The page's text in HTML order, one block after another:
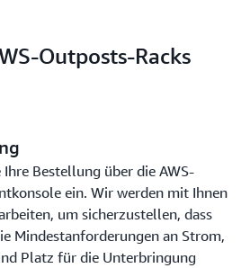
Outposts-Racks
Ihre Bestellung über die AWS-
ein. Wir werden mit Ihnen
um sicherzustellen, dass
Mindestanforderungen an Strom,
Platz für die Unterbringung